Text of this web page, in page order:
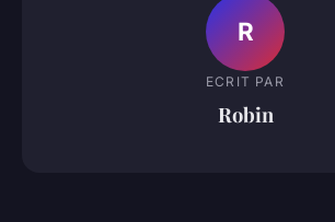
R
ECRIT PAR
Robin